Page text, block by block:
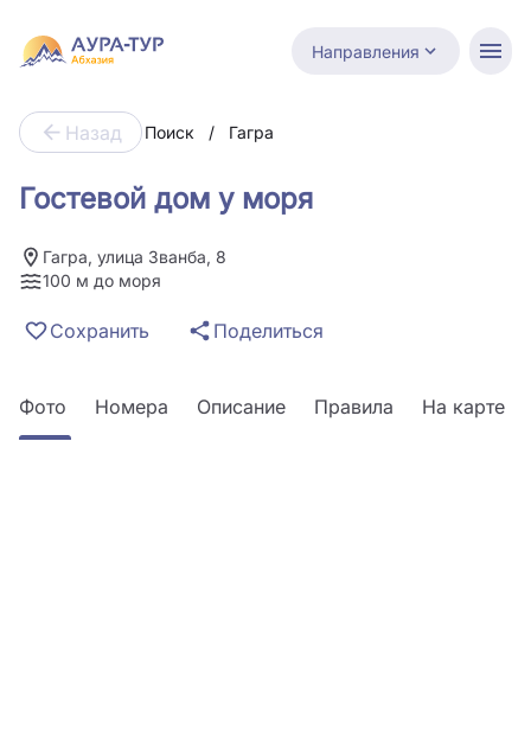
Направления
Назад Поиск / Гагра
Гостевой дом у моря
Гагра, улица Званба, 8
100 м до моря
Сохранить Поделиться
Фото Номера Описание Правила На карте